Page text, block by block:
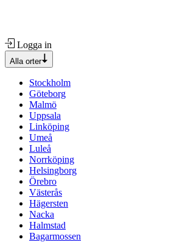
Logga in
Alla orter
Stockholm
Göteborg
Malmö
Uppsala
Linköping
Umeå
Luleå
Norrköping
Helsingborg
Örebro
Västerås
Hägersten
Nacka
Halmstad
Bagarmossen